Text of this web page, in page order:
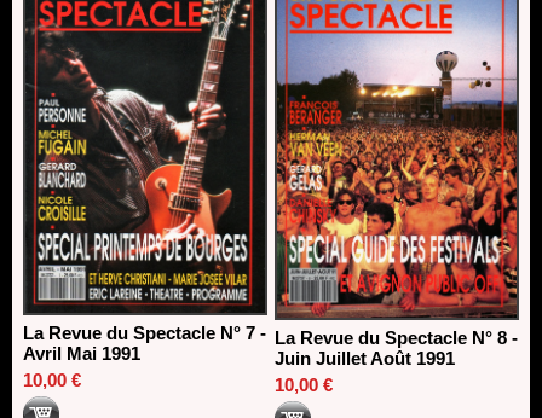
La Revue du Spectacle N° 7 -
Avril Mai 1991
10,00 €
La Revue du Spectacle N° 8 -
Juin Juillet Août 1991
10,00 €